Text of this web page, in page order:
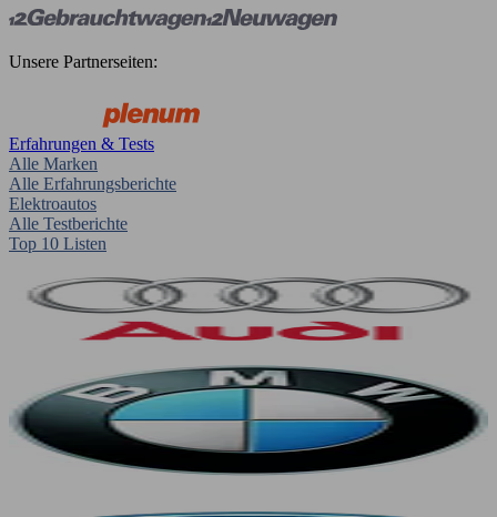
Unsere Partnerseiten:
Erfahrungen & Tests
Alle Marken
Alle Erfahrungsberichte
Elektroautos
Alle Testberichte
Top 10 Listen